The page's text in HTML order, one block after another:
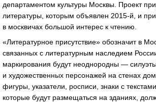
департаментом культуры Москвы. Проект
литературы, которым объявлен 2015-й, и
в москвичах большой интерес к чтению.
«Литературное присутствие» обозначит в
связанных с литературным наследием
маркирования будут неоднородны —
и художественных персонажей на стенах
фигуры, указатели, росписи, знаки с
которые будут размещаться на зданиях,